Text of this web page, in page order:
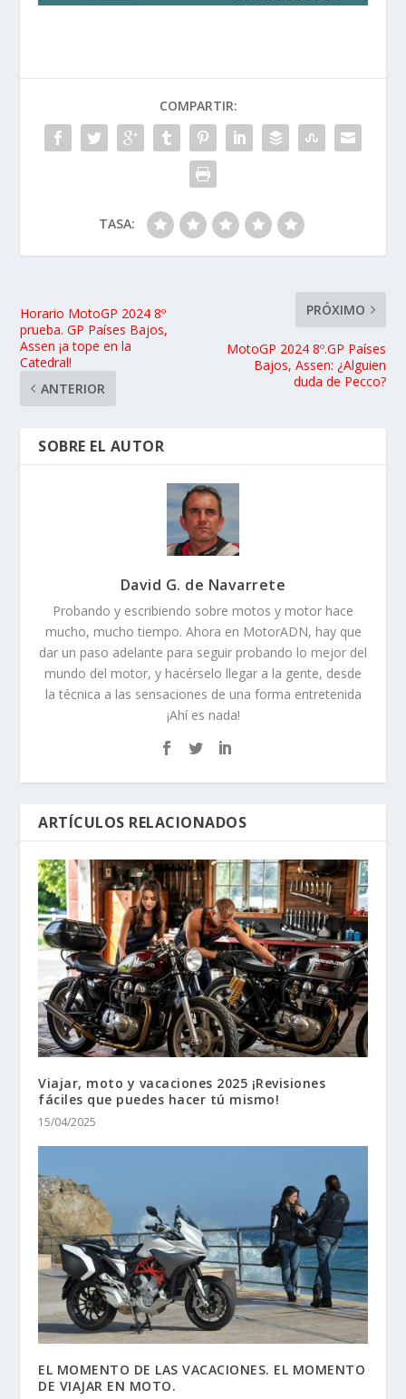
COMPARTIR:
TASA:
Horario MotoGP 2024 8º
prueba. GP Países Bajos,
Assen ¡a tope en la
Catedral!
ANTERIOR
PRÓXIMO
MotoGP 2024 8º.GP Países
Bajos, Assen: ¿Alguien
duda de Pecco?
SOBRE EL AUTOR
David G. de Navarrete
Probando y escribiendo sobre motos y motor hace
mucho, mucho tiempo. Ahora en MotorADN, hay que
dar un paso adelante para seguir probando lo mejor del
mundo del motor, y hacérselo llegar a la gente, desde
la técnica a las sensaciones de una forma entretenida
¡Ahí es nada!
ARTÍCULOS RELACIONADOS
Viajar, moto y vacaciones 2025 ¡Revisiones
fáciles que puedes hacer tú mismo!
15/04/2025
EL MOMENTO DE LAS VACACIONES. EL MOMENTO
DE VIAJAR EN MOTO.